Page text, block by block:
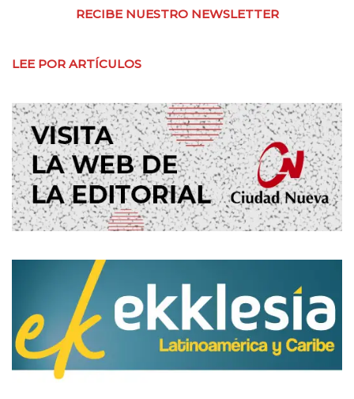
RECIBE NUESTRO NEWSLETTER
LEE POR ARTÍCULOS